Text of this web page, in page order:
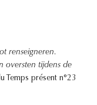
renseigneren.
oversten tijdens de
Temps présent n°23